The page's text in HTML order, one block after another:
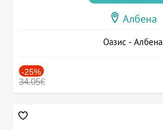
Албена
Оазис - Албена
-25%
34.05€